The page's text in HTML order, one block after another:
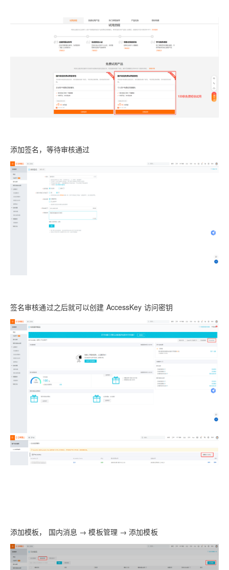
添加签名，等待审核通过
签名审核通过之后就可以创建 AccessKey 访问密钥
添加模板， 国内消息 → 模板管理 → 添加模板